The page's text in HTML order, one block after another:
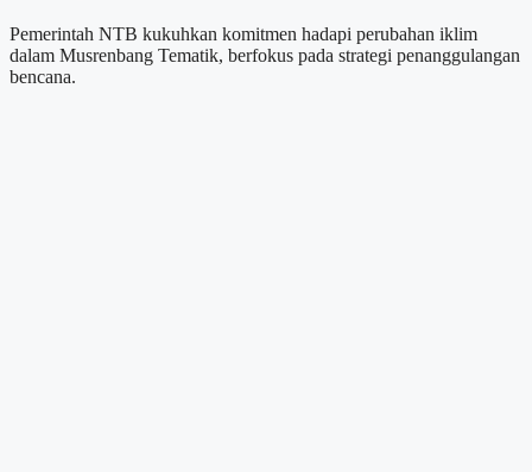
Pemerintah NTB kukuhkan komitmen hadapi perubahan iklim
dalam Musrenbang Tematik, berfokus pada strategi penanggulangan
bencana.